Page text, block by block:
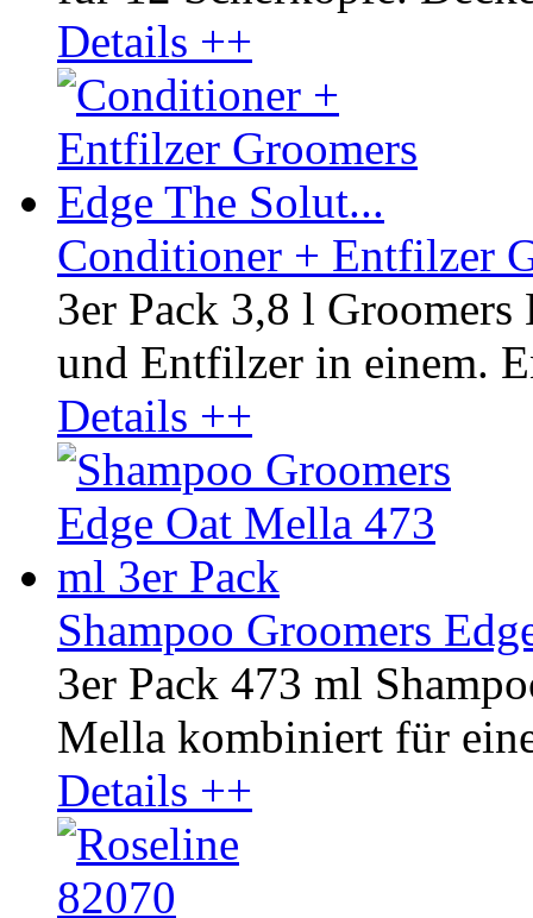
Details ++
Conditioner + Entfilzer
3er Pack 3,8 l
und Entfilzer in einem.
Details ++
Shampoo Groomers
3er Pack 473 ml
Mella kombiniert für
Details ++